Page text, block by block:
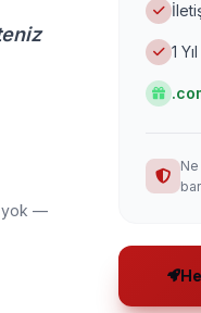
yok —
1